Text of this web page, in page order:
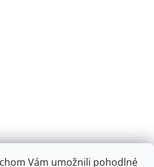
Vám umožnili pohodlné